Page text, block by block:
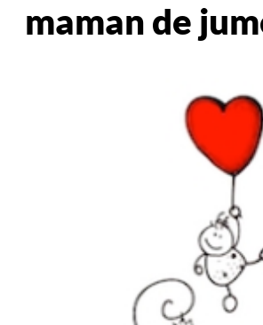
maman de